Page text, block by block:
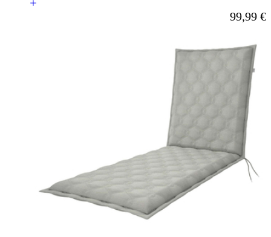
Ab
99,99 €